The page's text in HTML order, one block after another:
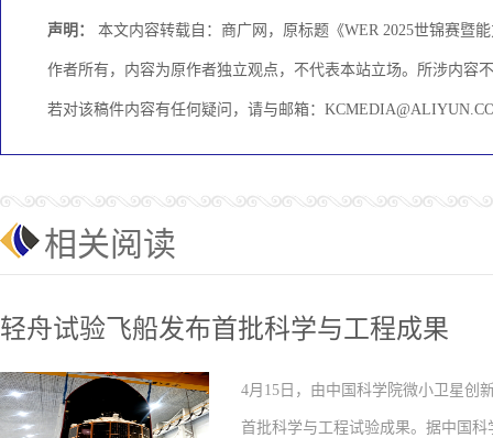
声明： 本文内容转载自：商广网，原标题《WER 2025世锦赛暨
作者所有，内容为原作者独立观点，不代表本站立场。所涉内容
若对该稿件内容有任何疑问，请与邮箱：
相关阅读
轻舟试验飞船发布首批科学与工程成果
4月15日，由中国科学院微小卫星创
首批科学与工程试验成果。据中国